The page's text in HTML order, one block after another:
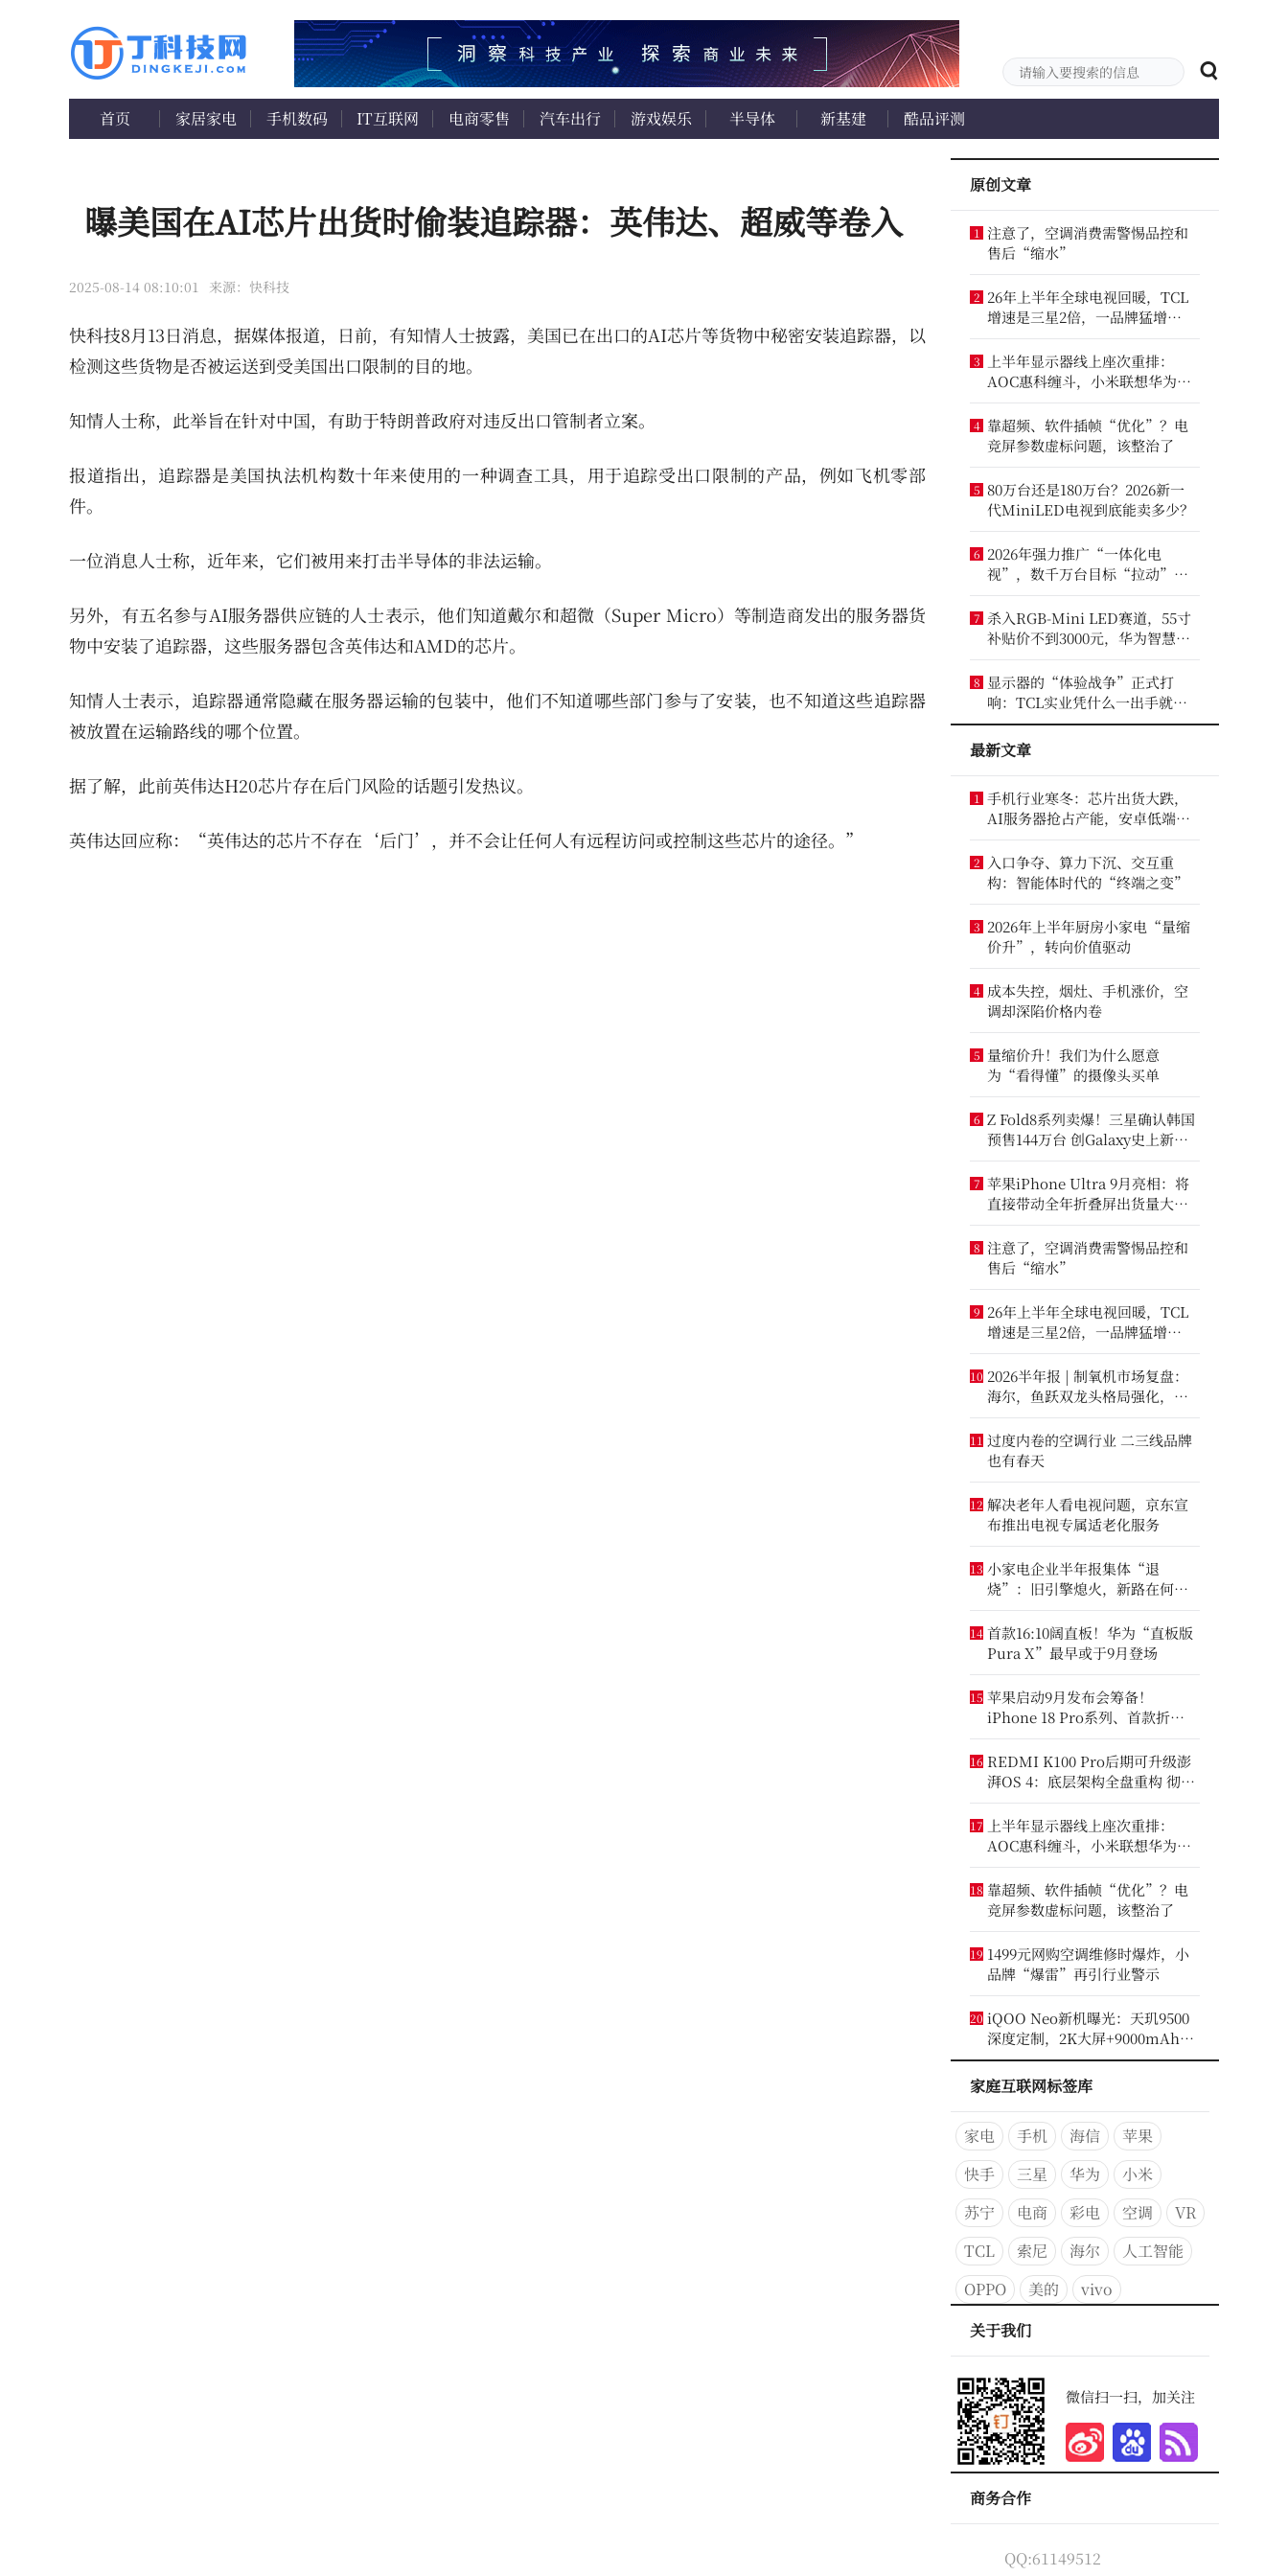
首页 家居家电 手机数码 IT互联网 电商零售 汽车出行 游戏娱乐 半导体 新基建 酷品评测
曝美国在AI芯片出货时偷装追踪器：英伟达、超威等卷入
2025-08-14 08:10:01 来源：快科技
快科技8月13日消息，据媒体报道，日前，有知情人士披露，美国已在出口的AI芯片等货物中秘密安装追踪器，以
检测这些货物是否被运送到受美国出口限制的目的地。
知情人士称，此举旨在针对中国，有助于特朗普政府对违反出口管制者立案。
报道指出，追踪器是美国执法机构数十年来使用的一种调查工具，用于追踪受出口限制的产品，例如飞机零部
件。
一位消息人士称，近年来，它们被用来打击半导体的非法运输。
另外，有五名参与AI服务器供应链的人士表示，他们知道戴尔和超微（Super Micro）等制造商发出的服务器货
物中安装了追踪器，这些服务器包含英伟达和AMD的芯片。
知情人士表示，追踪器通常隐藏在服务器运输的包装中，他们不知道哪些部门参与了安装，也不知道这些追踪器
被放置在运输路线的哪个位置。
据了解，此前英伟达H20芯片存在后门风险的话题引发热议。
英伟达回应称：“英伟达的芯片不存在‘后门’，并不会让任何人有远程访问或控制这些芯片的途径。”
原创文章
1 注意了，空调消费需警惕品控和
售后“缩水”
2 26年上半年全球电视回暖，TCL
增速是三星2倍，一品牌猛增
14.8%
3
上半年显示器线上座次重排：
AOC惠科缠斗，小米联想华为进
前八
4 靠超频、软件插帧“优化”？电
竞屏参数虚标问题，该整治了
5 80万台还是180万台？2026新一
代MiniLED电视到底能卖多少？
6 2026年强力推广“一体化电
视”，数千万台目标“拉动”彩
电业？
7 杀入RGB-Mini LED赛道，55寸
补贴价不到3000元，华为智慧屏
要“走量”？
8 显示器的“体验战争”正式打
响：TCL实业凭什么一出手就定
义了三条赛道？
最新文章
1 手机行业寒冬：芯片出货大跌，
AI服务器抢占产能，安卓低端压
力最大
2
入口争夺、算力下沉、交互重
构：智能体时代的“终端之变”
3 2026年上半年厨房小家电“量缩
价升”，转向价值驱动
4 成本失控，烟灶、手机涨价，空
调却深陷价格内卷
5 量缩价升！我们为什么愿意
为“看得懂”的摄像头买单
6 Z Fold8系列卖爆！三星确认韩国
预售144万台 创Galaxy史上新纪
录
7 苹果iPhone Ultra 9月亮相：将
直接带动全年折叠屏出货量大涨
20%
8 注意了，空调消费需警惕品控和
售后“缩水”
9 26年上半年全球电视回暖，TCL
增速是三星2倍，一品牌猛增
14.8%
10 2026半年报 | 制氧机市场复盘：
海尔，鱼跃双龙头格局强化，大
升数制氧市场进一步打开
11 过度内卷的空调行业 二三线品牌
也有春天
12 解决老年人看电视问题，京东宣
布推出电视专属适老化服务
13 小家电企业半年报集体“退
烧”：旧引擎熄火，新路在何
方？
14 首款16:10阔直板！华为“直板版
Pura X”最早或于9月登场
15 苹果启动9月发布会筹备！
iPhone 18 Pro系列、首款折叠
iPhone将亮相
16 REDMI K100 Pro后期可升级澎
湃OS 4：底层架构全盘重构 彻底
剥离MIUI遗留代码
17
上半年显示器线上座次重排：
AOC惠科缠斗，小米联想华为进
前八
18 靠超频、软件插帧“优化”？电
竞屏参数虚标问题，该整治了
19 1499元网购空调维修时爆炸，小
品牌“爆雷”再引行业警示
20 iQOO Neo新机曝光：天玑9500
深度定制，2K大屏+9000mAh大
电池
家庭互联网标签库
家电 手机 海信
苹果
快手
三星 华为
小米
苏宁
电商 彩电 空调
VR
TCL
索尼 海尔
人工智能
OPPO
美的
vivo
关于我们
微信扫一扫，加关注
商务合作
QQ:61149512